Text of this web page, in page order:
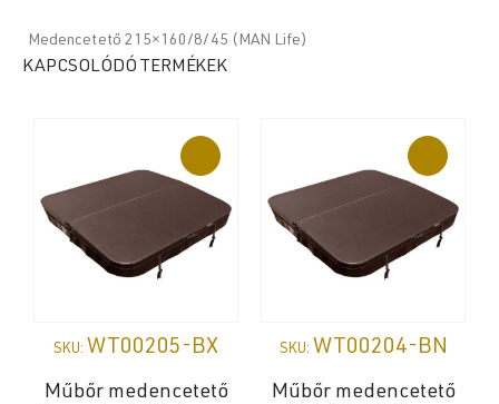
Medencetető 215×160/8/45 (MAN Life)
KAPCSOLÓDÓ TERMÉKEK
SKU: WT00205-BX
Műbőr medencetető
SKU: WT00204-BN
Műbőr medencetető